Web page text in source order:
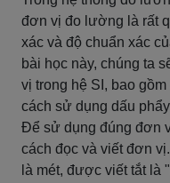
đơn vị đo lường là rất
xác và độ chuẩn xác
bài học này, chúng ta
vị trong hệ SI, bao
cách sử dụng dấu
Để sử dụng đúng đơn
cách đọc và viết đơn
là mét, được viết tắt là